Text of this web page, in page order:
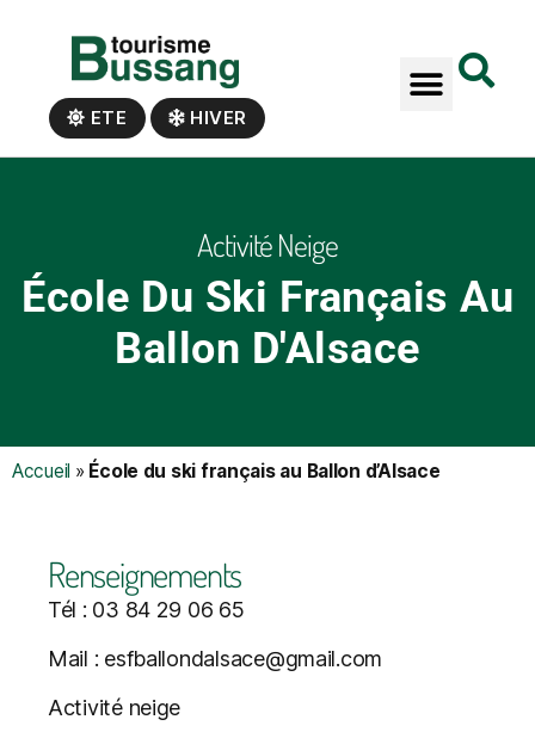
ETE HIVER
Activité Neige
École Du Ski Français Au
Ballon D'Alsace
Accueil » École du ski français au Ballon d’Alsace
Renseignements
Tél : 03 84 29 06 65
Mail : esfballondalsace@gmail.com
Activité neige